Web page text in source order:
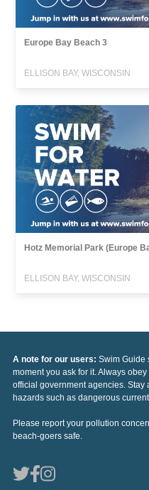
Europe Bay Beach 3
ELLISON BAY, WISCONSIN
Hotz Memorial Park (Europe
ELLISON BAY, WISCONSIN
A note for our users: Swim Guide
moment you ask for it. Always
official government agencies. Stay
hazards such as dangerous
Please report your pollution
beach-goers safe.